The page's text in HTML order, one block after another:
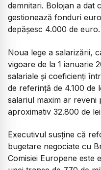
demnitari. Bolojan a dat
gestionează fonduri
depășesc 4.000 de euro.
Noua lege a salarizării,
vigoare de la 1 ianuarie
salariale și coeficienți
de referință de 4.100 de
salariul maxim ar reveni
aproximativ 32.800 de
Executivul susține că
bugetare negociate cu
Comisiei Europene este